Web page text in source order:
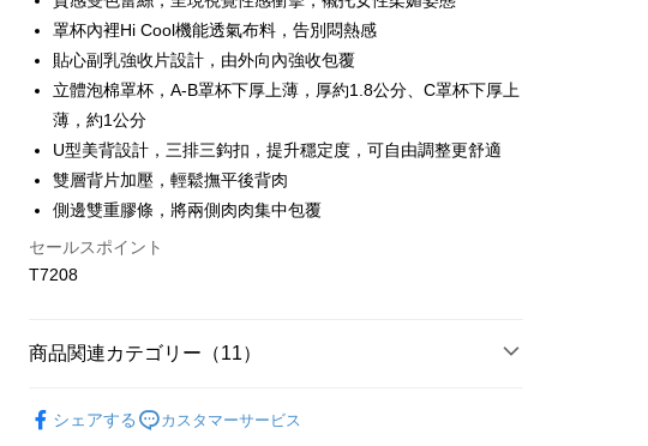
Plus Pay
OP Pay Later
説明
【OP Pay Later 使用説明】
追加の申請なしで即時に利用可能です。
2. 支払い方法で「OP Pay Later」を選択すると、注文が成立した後に自
動的に OP Pay Later の取引プロセスに移行し、携帯番号を確認後、分割
払いの回数や支払い期限を選択し、支払いを確認すると取引が完了しま
す。
3. 実際の承認額、分割回数および費用については、後続の取引確認ペー
が発生した場合は、システムの評価基準に達していないことを意味し、
AFTEE代金後払い
説明
一、 AFTEE代金後払いについて
1.お支払い方法でAFTEE代金後払いを選択すると、携帯電話認証ウィン
2.SMSで認証してお支払い手続を進めてください。
3.注文するときのお支払いは不要です。商品はご指定の住所に配送されま
5.商品受け取り時のお支払いは不要です。商品を確かめてから、SMSま
Hami Point
「Hami Point」為中華電信所提供之點數服務，可於會員專區綁定中華電
信會員帳號後，即可在購物車使用 Hami Point 折抵消費金額 (1點等於1
ATM払い
全家取貨付款
罩杯內裡Hi Cool機能透氣布料，告別悶熱感
貼心副乳強收片設計，由外向內強收包覆
立體泡棉罩杯，A-B罩杯下厚上薄，厚約1.8公分、C罩杯下厚上
薄，約1公分
U型美背設計，三排三鈎扣，提升穩定度，可自由調整更舒適
雙層背片加壓，輕鬆撫平後背肉
側邊雙重膠條，將兩側肉肉集中包覆
セールスポイント
T7208
商品関連カテゴリー（11）
シェアする カスタマーサービス